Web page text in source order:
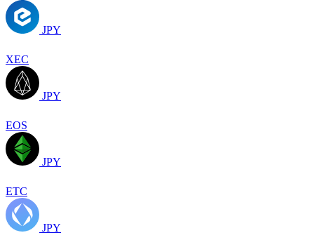
JPY
XEC
JPY
EOS
JPY
ETC
JPY